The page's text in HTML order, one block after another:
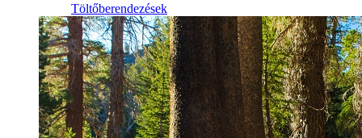
Töltőberendezések